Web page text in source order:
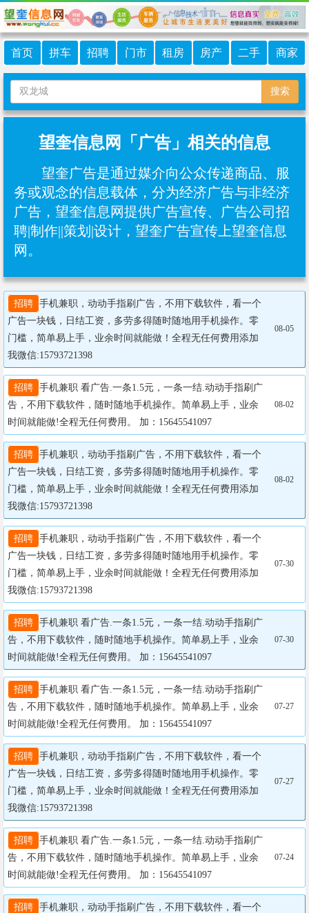
首页 拼车 招聘 门市 租房 房产 二手 商家
搜索
望奎信息网「广告」相关的信息
望奎广告是通过媒介向公众传递商品、服
务或观念的信息载体，分为经济广告与非经济
广告，望奎信息网提供广告宣传、广告公司招
聘|制作||策划|设计，望奎广告宣传上望奎信息
网。
招聘 手机兼职，动动手指刷广告，不用下载软件，看一个
广告一块钱，日结工资，多劳多得随时随地用手机操作。零
门槛，简单易上手，业余时间就能做！全程无任何费用添加
我微信:15793721398
08-05
招聘 手机兼职 看广告.一条1.5元，一条一结.动动手指刷广
告，不用下载软件，随时随地手机操作。简单易上手，业余
时间就能做!全程无任何费用。 加：15645541097
08-02
招聘 手机兼职，动动手指刷广告，不用下载软件，看一个
广告一块钱，日结工资，多劳多得随时随地用手机操作。零
门槛，简单易上手，业余时间就能做！全程无任何费用添加
我微信:15793721398
08-02
招聘 手机兼职，动动手指刷广告，不用下载软件，看一个
广告一块钱，日结工资，多劳多得随时随地用手机操作。零
门槛，简单易上手，业余时间就能做！全程无任何费用添加
我微信:15793721398
07-30
招聘 手机兼职 看广告.一条1.5元，一条一结.动动手指刷广
告，不用下载软件，随时随地手机操作。简单易上手，业余
时间就能做!全程无任何费用。 加：15645541097
07-30
招聘 手机兼职 看广告.一条1.5元，一条一结.动动手指刷广
告，不用下载软件，随时随地手机操作。简单易上手，业余
时间就能做!全程无任何费用。 加：15645541097
07-27
招聘 手机兼职，动动手指刷广告，不用下载软件，看一个
广告一块钱，日结工资，多劳多得随时随地用手机操作。零
门槛，简单易上手，业余时间就能做！全程无任何费用添加
我微信:15793721398
07-27
招聘 手机兼职 看广告.一条1.5元，一条一结.动动手指刷广
告，不用下载软件，随时随地手机操作。简单易上手，业余
时间就能做!全程无任何费用。 加：15645541097
07-24
招聘 手机兼职，动动手指刷广告，不用下载软件，看一个